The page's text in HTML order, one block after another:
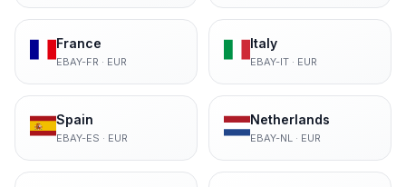
France
EBAY-FR · EUR
Italy
EBAY-IT· EUR
Spain
EBAY-ES · EUR
Netherlands
EBAY-NL· EUR